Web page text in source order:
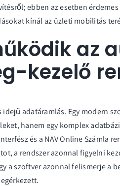
ebben az esetben érdemes
kínál az üzleti mobilitás
az
kezelő
adatáramlás. Egy modern
hanem egy komplex
és a NAV Online Számla
a rendszer azonnal figyelni
a szoftver azonnal felismerje a